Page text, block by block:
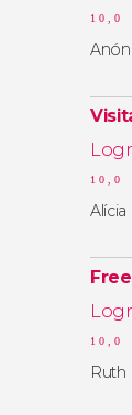
10,0
10,0
Alícia
10,0
Ruth